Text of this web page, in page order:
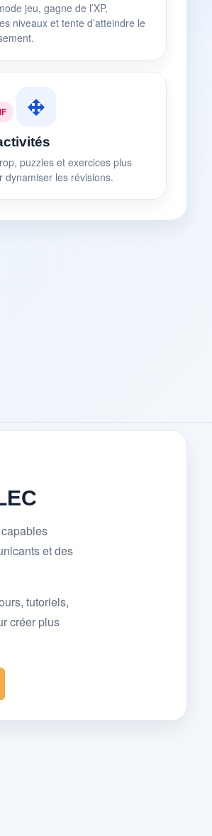
jeu, gagne de l’XP,
niveaux et tente d’atteindre le
puzzles et exercices plus
dynamiser les révisions.
et des
tutoriels,
créer plus